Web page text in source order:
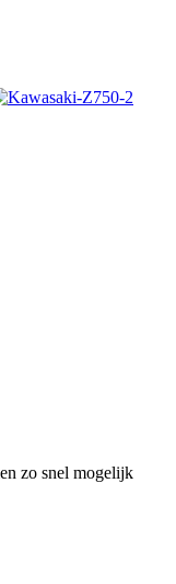
zo snel mogelijk